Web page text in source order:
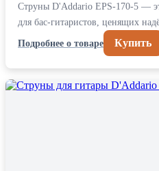
Струны D'Addario EPS-170-5 —
для бас-гитаристов, ценящих
Подробнее о товаре
Купить